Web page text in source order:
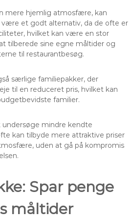
mere hjemlig atmosfære, kan
være et godt alternativ, da de ofte er
hvilket kan være en stor
tilberede sine egne måltider og
til restaurantbesøg.
særlige familiepakker, der
til en reduceret pris, hvilket kan
familier.
mindre kendte
kan tilbyde mere attraktive priser
uden at gå på kompromis
Spar penge
måltider